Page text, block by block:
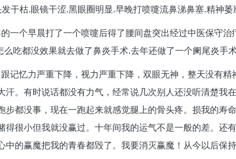
干枯.眼镜干涩.黑眼圈明显.早晚打喷嚏流鼻涕鼻塞.精神萎
一个早晨打了一个喷嚏后得了腰间盘突出经过中医保守
吃都没效果就去做了鼻炎手术.去年还做了一个阑尾炎手
记忆力严重下降，视力严重下降，双眼无神，整天没有精
。有时说话都没有力气，经常说几次别人还没听清楚我
都没事，现在一跑起来就感觉腿上的骨头疼。损我的寿
很小但我就没赢过。十年间我的运气不是一般的差。还
的赢魔把我的青春都毁了。我要消灭赢魔！从今以后保